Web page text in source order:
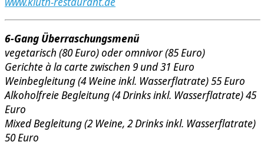
6-Gang Überraschungsmenü
vegetarisch (80 Euro) oder omnivor (85 Euro)
Gerichte à la carte zwischen 9 und 31 Euro
Weinbegleitung (4 Weine inkl. Wasserflatrate) 55 Euro
Alkoholfreie Begleitung (4 Drinks inkl. Wasserflatrate) 45
Euro
Mixed Begleitung (2 Weine, 2 Drinks inkl. Wasserflatrate)
50 Euro